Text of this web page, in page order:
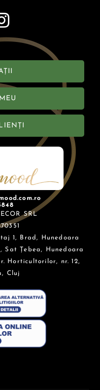
SRL
1, Brad, Hunedoara
Sat Țebea, Hunedoara
Horticultorilor, nr. 12,
Cluj